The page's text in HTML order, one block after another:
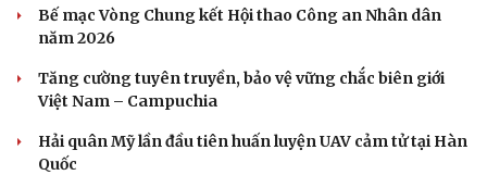
Sức khỏe
Dinh dưỡng - món ngon
Cây thuốc
Nhà đẹp
Bế mạc Vòng Chung kết Hội thao Công an Nhân dân
năm 2026
Tăng cường tuyên truyền, bảo vệ vững chắc biên giới
Việt Nam – Campuchia
Hải quân Mỹ lần đầu tiên huấn luyện UAV cảm tử tại Hàn
Quốc